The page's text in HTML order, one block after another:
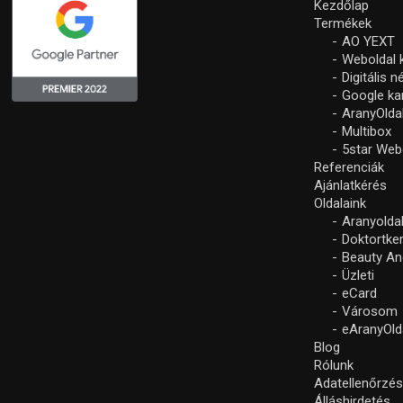
Kezdőlap
Termékek
AO YEXT
Weboldal
Digitális
Google
Multibox
5star
Referenciák
Ajánlatkérés
Oldalaink
Beauty
Üzleti
eCard
Városom
Blog
Rólunk
Adatellenőrzés